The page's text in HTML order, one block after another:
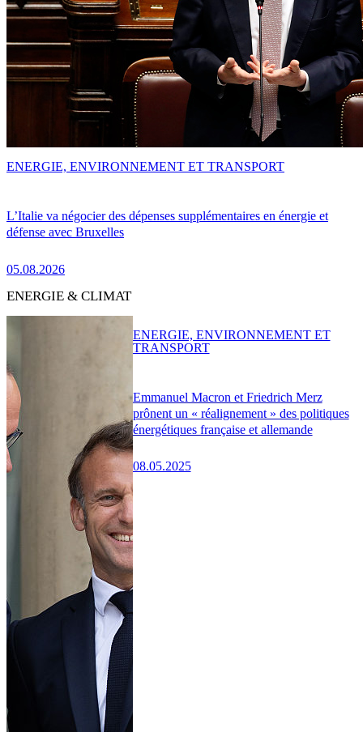
L’Italie va négocier des dépenses supplémentaires en énergie et
défense avec Bruxelles
05.08.2026
ENERGIE, ENVIRONNEMENT ET TRANSPORT
ENERGIE & CLIMAT
Emmanuel Macron et Friedrich Merz
prônent un « réalignement » des politiques
énergétiques française et allemande
08.05.2025
ENERGIE, ENVIRONNEMENT ET
TRANSPORT